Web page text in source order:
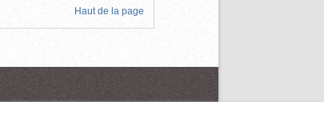
Haut de la page